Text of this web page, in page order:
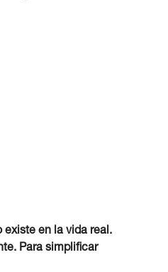
existe en la vida real.
Para simplificar